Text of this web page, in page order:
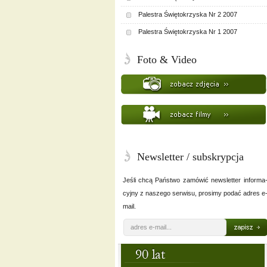
Palestra Świętokrzyska Nr 2 2007
Palestra Świętokrzyska Nr 1 2007
Foto & Video
Newsletter / subskrypcja
Jeśli chcą Państwo zamówić newsletter informa-
cyjny z naszego serwisu, prosimy podać adres e-
mail.